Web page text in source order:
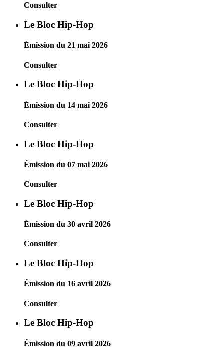
Consulter
Le Bloc Hip-Hop
Émission du 21 mai 2026
Consulter
Le Bloc Hip-Hop
Émission du 14 mai 2026
Consulter
Le Bloc Hip-Hop
Émission du 07 mai 2026
Consulter
Le Bloc Hip-Hop
Émission du 30 avril 2026
Consulter
Le Bloc Hip-Hop
Émission du 16 avril 2026
Consulter
Le Bloc Hip-Hop
Émission du 09 avril 2026